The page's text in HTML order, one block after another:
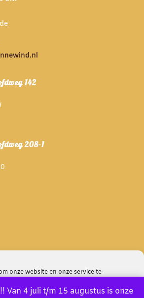
onze website en onze service te
Van 4 juli t/m 15 augustus is onze
142
208-1